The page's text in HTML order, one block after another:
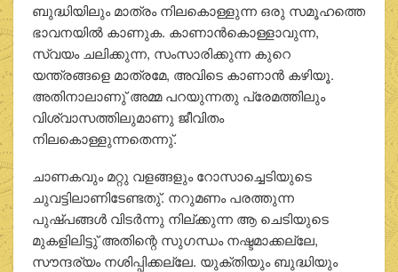
ബുദ്ധിയിലും മാത്രം നിലകൊള്ളുന്ന ഒരു സമൂഹത്തെ
ഭാവനയില്‍ കാണുക. കാണാന്‍കൊള്ളാവുന്ന,
സ്വയം ചലിക്കുന്ന, സംസാരിക്കുന്ന കുറെ
യന്ത്രങ്ങളെ മാത്രമേ, അവിടെ കാണാന്‍ കഴിയൂ.
അതിനാലാണു് അമ്മ പറയുന്നതു പ്രേമത്തിലും
വിശ്വാസത്തിലുമാണു ജീവിതം
നിലകൊള്ളുന്നതെന്നു്.
ചാണകവും മറ്റു വളങ്ങളും റോസാച്ചെടിയുടെ
ചുവട്ടിലാണിടേണ്ടതു്. നറുമണം പരത്തുന്ന
പുഷ്പങ്ങള്‍ വിടര്‍ന്നു നില്ക്കുന്ന ആ ചെടിയുടെ
മുകളിലിട്ടു് അതിന്റെ സുഗന്ധം നഷ്ടമാക്കല്ലേ,
സൗന്ദര്യം നശിപ്പിക്കല്ലേ. യുക്തിയും ബുദ്ധിയും